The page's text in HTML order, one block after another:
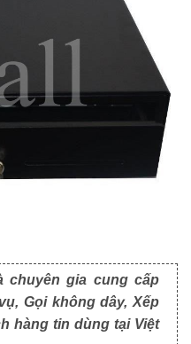
gia cung cấp
Gọi không dây, Xếp
hàng tin dùng tại Việt